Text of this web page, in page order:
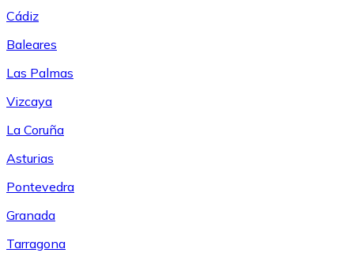
Cádiz
Baleares
Las Palmas
Vizcaya
La Coruña
Asturias
Pontevedra
Granada
Tarragona